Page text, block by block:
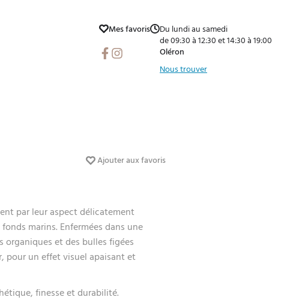
Mes favoris
Facebook
Instagram
Du lundi au samedi
de 09:30 à 12:30 et 14:30 à 19:00
Oléron
Nous trouver
Ajouter aux favoris
par leur aspect délicatement
marins. Enfermées dans une
organiques et des bulles figées
pour un effet visuel apaisant et
finesse et durabilité.